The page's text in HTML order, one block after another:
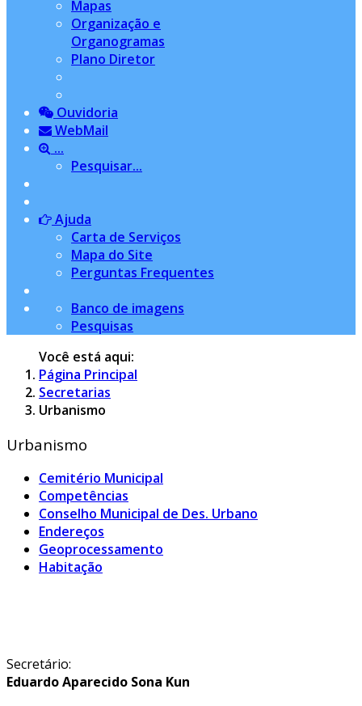
Mapas
Organização e
Organogramas
Plano Diretor
Ouvidoria
WebMail
...
Pesquisar...
Ajuda
Carta de Serviços
Mapa do Site
Perguntas Frequentes
Banco de imagens
Pesquisas
Você está aqui:
Página Principal
Secretarias
Urbanismo
Urbanismo
Cemitério Municipal
Competências
Conselho Municipal de Des. Urbano
Endereços
Geoprocessamento
Habitação
Secretário:
Eduardo Aparecido Sona Kun